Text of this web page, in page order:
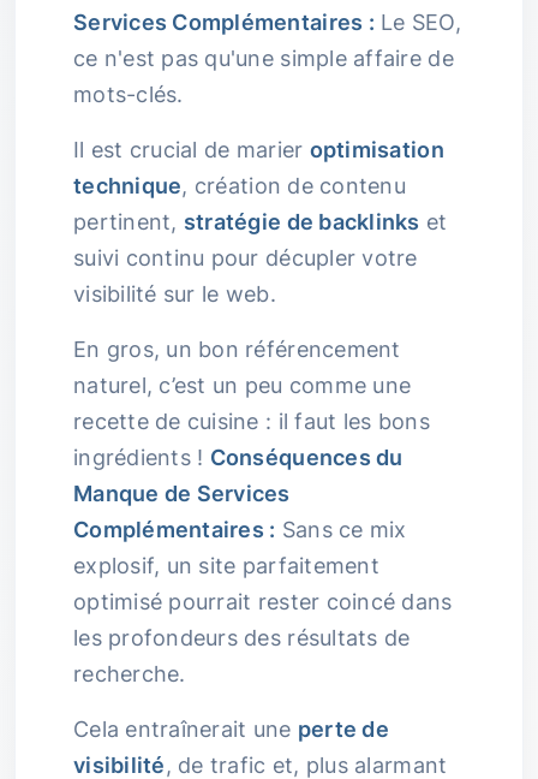
Services Complémentaires : Le SEO,
ce n'est pas qu'une simple affaire de
mots-clés.
Il est crucial de marier optimisation
technique, création de contenu
pertinent, stratégie de backlinks et
suivi continu pour décupler votre
visibilité sur le web.
En gros, un bon référencement
naturel, c’est un peu comme une
recette de cuisine : il faut les bons
ingrédients ! Conséquences du
Manque de Services
Complémentaires : Sans ce mix
explosif, un site parfaitement
optimisé pourrait rester coincé dans
les profondeurs des résultats de
recherche.
Cela entraînerait une perte de
visibilité, de trafic et, plus alarmant